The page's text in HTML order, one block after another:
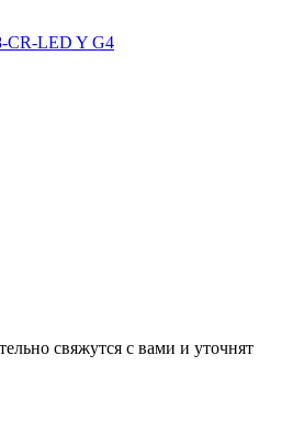
CR-LED Y G4
свяжутся с вами и уточнят